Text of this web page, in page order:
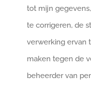
tot mijn
te corrigeren, de
verwerking ervan
maken tegen de
beheerder van